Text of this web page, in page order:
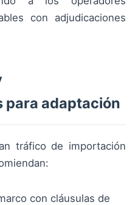
con adjudicaciones
para adaptación
tráfico de importación
con cláusulas de